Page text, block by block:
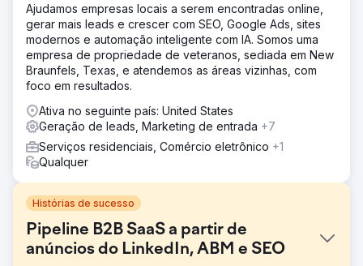
Ajudamos empresas locais a serem encontradas online,
gerar mais leads e crescer com SEO, Google Ads, sites
modernos e automação inteligente com IA. Somos uma
empresa de propriedade de veteranos, sediada em New
Braunfels, Texas, e atendemos as áreas vizinhas, com
foco em resultados.
Ativa no seguinte país: United States
Geração de leads, Marketing de entrada +7
Serviços residenciais, Comércio eletrônico +1
Qualquer
Histórias de sucesso
Pipeline B2B SaaS a partir de
anúncios do LinkedIn, ABM e SEO